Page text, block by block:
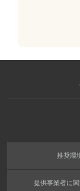
推奨環
提供事業者に